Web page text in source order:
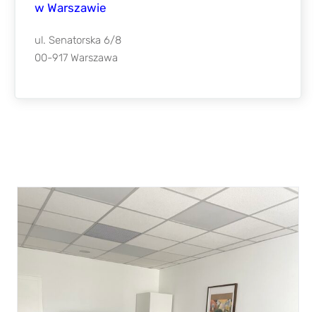
w Warszawie
ul. Senatorska 6/8
00-917 Warszawa